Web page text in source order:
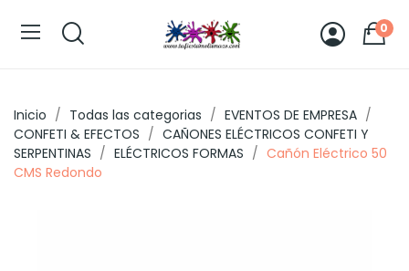
0
Inicio Todas las categorias
EVENTOS DE EMPRESA
CONFETI & EFECTOS
CAÑONES ELÉCTRICOS CONFETI Y
SERPENTINAS
ELÉCTRICOS FORMAS
Cañón Eléctrico 50
CMS Redondo